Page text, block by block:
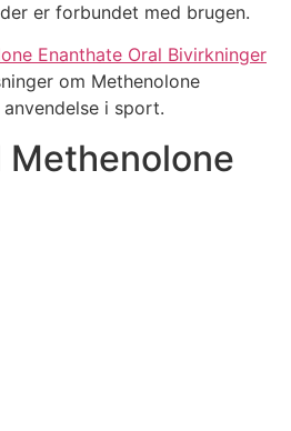
er forbundet med brugen.
Enanthate Oral Bivirkninger
om Methenolone
i sport.
Methenolone